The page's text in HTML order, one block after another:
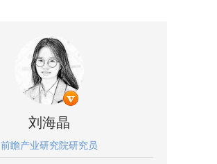
刘海晶
前瞻产业研究院研究员